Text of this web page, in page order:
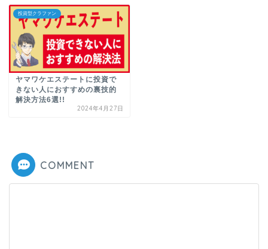
投資型クラファン
ヤマワケエステートに投資で
きない人におすすめの裏技的
解決方法6選!!
2024年4月27日
COMMENT